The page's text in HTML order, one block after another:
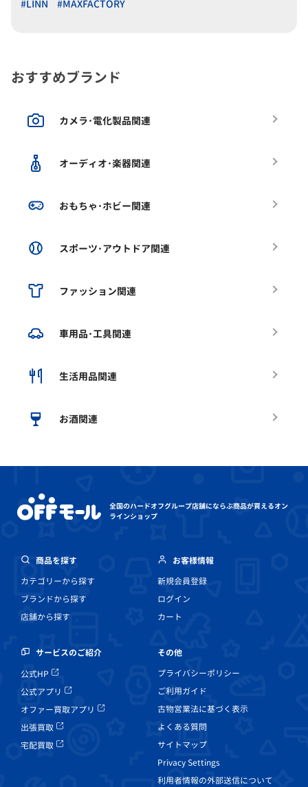
#LINN
#MAXFACTORY
おすすめブランド
カメラ･電化製品関連
オーディオ･楽器関連
おもちゃ･ホビー関連
スポーツ･アウトドア関連
ファッション関連
車用品･工具関連
生活用品関連
お酒関連
全国のハードオフグループ店舗にならぶ商品が買えるオン
ラインショップ
商品を探す
カテゴリーから探す
ブランドから探す
店舗から探す
お客様情報
新規会員登録
ログイン
カート
サービスのご紹介
公式HP
公式アプリ
オファー買取アプリ
出張買取
宅配買取
その他
プライバシーポリシー
ご利用ガイド
古物営業法に基づく表示
よくある質問
サイトマップ
Privacy Settings
利用者情報の外部送信について